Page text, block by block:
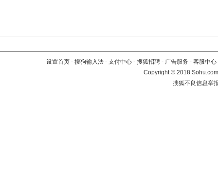
设置首页 - 搜狗输入法 - 支付中心 - 搜狐招聘 - 广告服务 - 客服中心
Copyright©2018
搜狐不良信息举